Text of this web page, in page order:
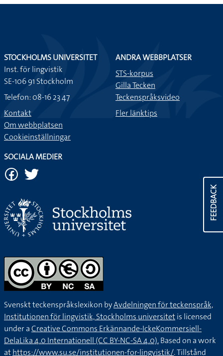
FEEDBACK
STOCKHOLMS UNIVERSITET
Inst. för lingvistik
SE-106 91 Stockholm
Telefon: 08-16 23 47
Kontakt
Om webbplatsen
Cookieinställningar
ANDRA WEBBPLATSER
STS-korpus
Gilla Tecken
Teckenspråksvideo
Fler länktips
SOCIALA MEDIER
Svenskt teckenspråkslexikon byAvdelningen för teckenspråk,
Institutionen för lingvistik, Stockholms universitetis licensed
under aCreative Commons Erkännande-IckeKommersiell-
DelaLika 4.0 Internationell (CC BY-NC-SA 4.0).Based on a work
athttps://www.su.se/institutionen-for-lingvistik/. Tillstånd